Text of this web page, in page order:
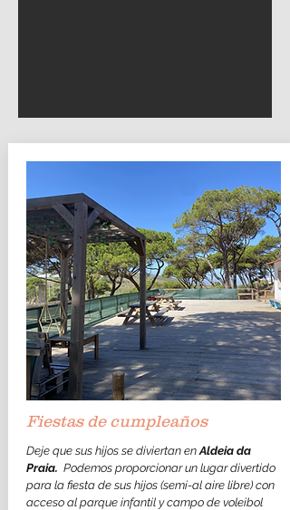
Fiestas de cumpleaños
Deje que sus hijos se diviertan enAldeia da
Praia. ​Podemos proporcionar un lugar divertido
para la fiesta de sus hijos (semi-al aire libre) con
acceso al parque infantil y campo de voleibol